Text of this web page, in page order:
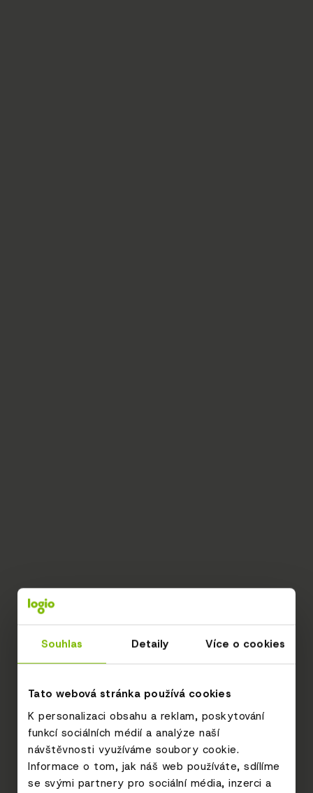
Souhlas Detaily Více o cookies
Tato webová stránka používá cookies
K personalizaci obsahu a reklam, poskytování
funkcí sociálních médií a analýze naší
návštěvnosti využíváme soubory cookie.
Informace o tom, jak náš web používáte, sdílíme
se svými partnery pro sociální média, inzerci a